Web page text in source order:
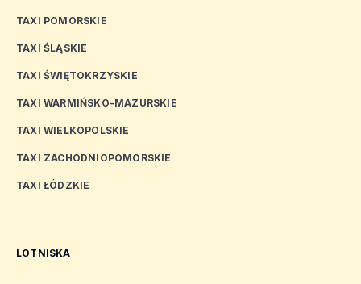
TAXI POMORSKIE
TAXI ŚLĄSKIE
TAXI ŚWIĘTOKRZYSKIE
TAXI WARMIŃSKO-MAZURSKIE
TAXI WIELKOPOLSKIE
TAXI ZACHODNIOPOMORSKIE
TAXI ŁÓDZKIE
LOTNISKA